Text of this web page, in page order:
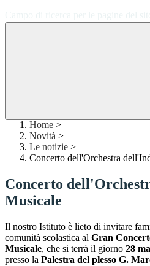
Home >
Novità >
Le notizie >
Concerto dell'Orchestra
Concerto
Musicale
Il nostro Istituto è lieto di invitare
comunità scolastica al Gran
Musicale, che si terrà il giorno 28
presso la Palestra del plesso G.